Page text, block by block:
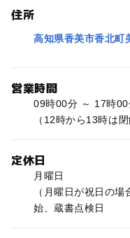
住所
高知県香美市香北町
営業時間
09時00分 ～ 17時00
（12時から13時は閉
定休日
月曜日
（月曜日が祝日の
始、蔵書点検日